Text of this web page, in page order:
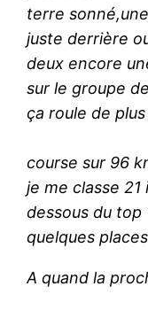
terre
juste derrière
deux encore
sur le groupe
ça roule de
Après
course sur 96
je me classe
dessous du
quelques
A quand la